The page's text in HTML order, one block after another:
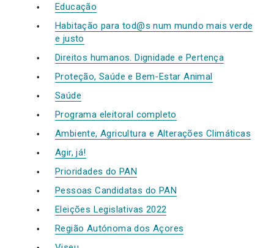
Educação
Habitação para tod@s num mundo mais verde
e justo
Direitos humanos. Dignidade e Pertença
Proteção, Saúde e Bem-Estar Animal
Saúde
Programa eleitoral completo
Ambiente, Agricultura e Alterações Climáticas
Agir, já!
Prioridades do PAN
Pessoas Candidatas do PAN
Eleições Legislativas 2022
Região Autónoma dos Açores